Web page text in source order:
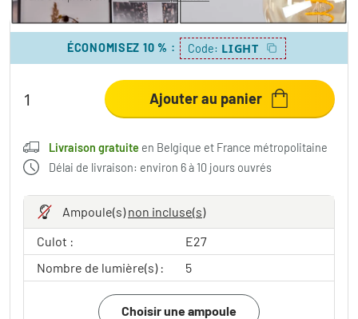
en Belgique et France métropolitaine
ÉCONOMISEZ 10 % : Code: LIGHT
Ajouter au panier
Livraison gratuite en Belgique et France métropolitaine
Délai de livraison: environ 6 à 10 jours ouvrés
Ampoule(s)non incluse(s)
Culot :
E27
Nombre de lumière(s) :
5
Choisir une ampoule